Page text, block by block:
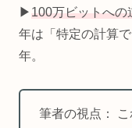
▶100万ビットへの
年は「特定の計算
年。
筆者の視点：